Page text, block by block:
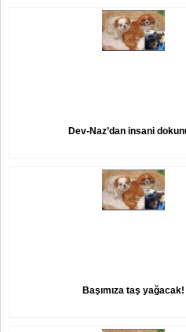
Dev-Naz’dan insani
Başımıza taş yağacak!